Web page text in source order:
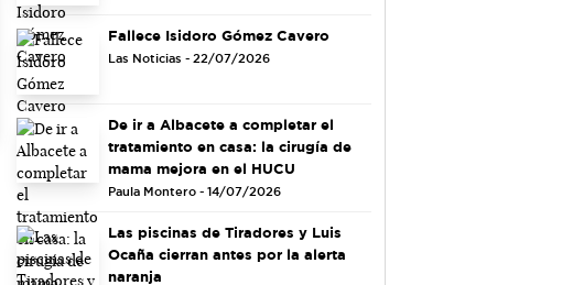
Fallece Isidoro Gómez Cavero
Las Noticias - 22/07/2026
De ir a Albacete a completar el
tratamiento en casa: la cirugía de
mama mejora en el HUCU
Paula Montero - 14/07/2026
Las piscinas de Tiradores y Luis
Ocaña cierran antes por la alerta
naranja